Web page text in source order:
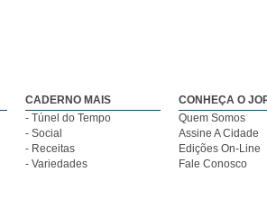
CADERNO MAIS
- Túnel do Tempo
- Social
- Receitas
- Variedades
CONHEÇA O
Quem Somos
Assine A Cidade
Edições On-Line
Fale Conosco